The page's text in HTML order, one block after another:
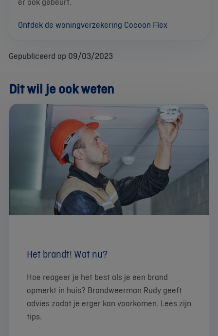
Ontdek de woningverzekering Cocoon Flex
Gepubliceerd op 09/03/2023
Dit wil je ook weten
Het brandt! Wat nu?
Hoe reageer je het best als je een brand
opmerkt in huis? Brandweerman Rudy geeft
advies zodat je erger kan voorkomen. Lees zijn
tips.